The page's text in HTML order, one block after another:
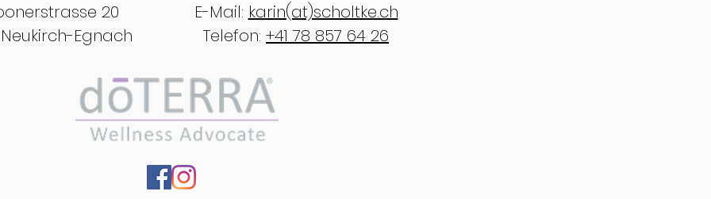
20
Neukirch-Egnach
E-Mail: karin(at)scholtke.ch
Telefon: +41 78 857 64 26